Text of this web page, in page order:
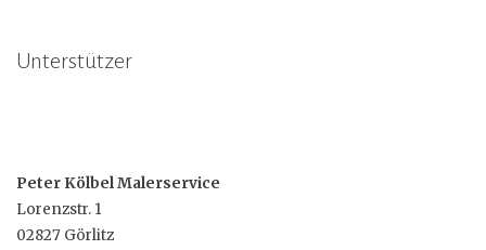
Unterstützer
Peter Kölbel Malerservice
Lorenzstr. 1
02827 Görlitz